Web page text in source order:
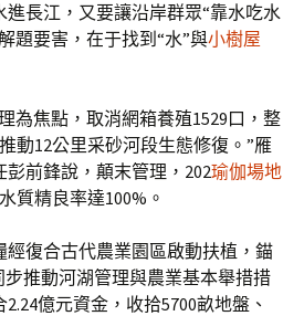
進長江，又要讓沿岸群眾“靠水吃水
題要害，在于找到“水”與小樹屋
為焦點，取消網箱養殖1529口，整
動12公里采砂河段生態修復。”雁
前鋒說，顛末管理，202瑜伽場地
質精良率達100%。
經復合古代農業園區啟動扶植，錨
步推動河湖管理與農業基本舉措措
億元資金，收拾5700畝地盤、